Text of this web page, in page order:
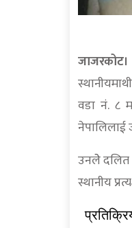
वडा नं. ८
नेपालिलाई
उनलेे दलित
स्थानीय